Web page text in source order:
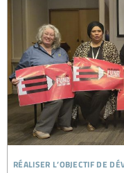
réaliser l’objectif de